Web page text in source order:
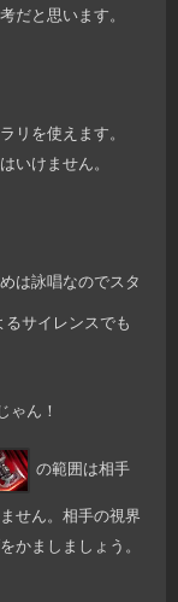
だと思います。
リを使えます。
いけません。
は詠唱なのでスタ
るサイレンスでも
ゃん！
の範囲は相手
せん。相手の視界
かましましょう。